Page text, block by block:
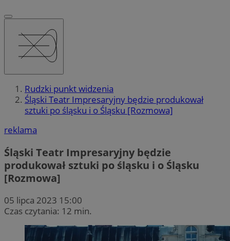
Rudzki punkt widzenia
Śląski Teatr Impresaryjny będzie produkował
sztuki po śląsku i o Śląsku [Rozmowa]
reklama
Śląski Teatr Impresaryjny będzie
produkował sztuki po śląsku i o Śląsku
[Rozmowa]
05 lipca 2023 15:00
Czas czytania: 12 min.